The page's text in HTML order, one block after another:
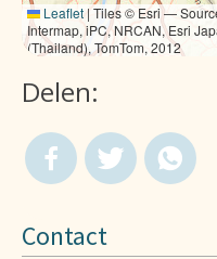
Leaflet | Tiles © Esri —
Intermap, iPC, NRCAN, Esri
(Thailand), TomTom, 2012
Delen:
Contact